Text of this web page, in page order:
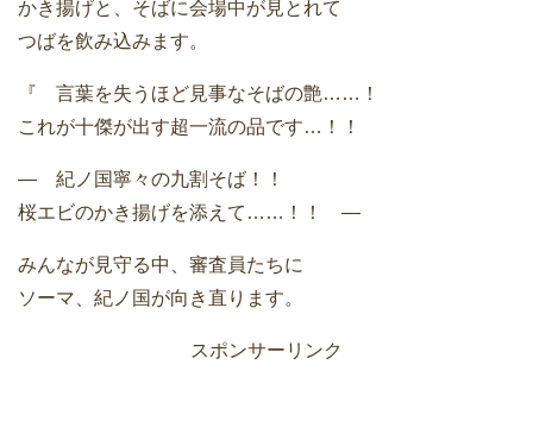
かき揚げと、そばに会場中が見とれて
つばを飲み込みます。
『 言葉を失うほど見事なそばの艶……！
これが十傑が出す超一流の品です…！！
― 紀ノ国寧々の九割そば！！
桜エビのかき揚げを添えて……！！ ―
みんなが見守る中、審査員たちに
ソーマ、紀ノ国が向き直ります。
スポンサーリンク